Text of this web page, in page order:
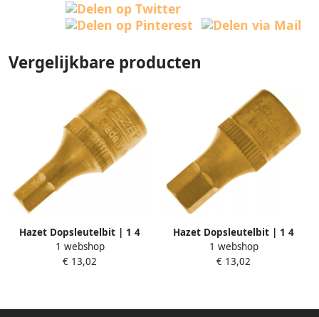
Vergelijkbare producten
Hazet Dopsleutelbit | 1 4
inch (6 3 mm) vierkant hol |
Binnen-zeskant-profiel | SW 5
1 webshop
€ 13,02
Hazet Dopsleutelbit | 1 4
inch (6 3 mm) vierkant hol |
Binnen-zeskant-profiel | SW 7
1 webshop
€ 13,02